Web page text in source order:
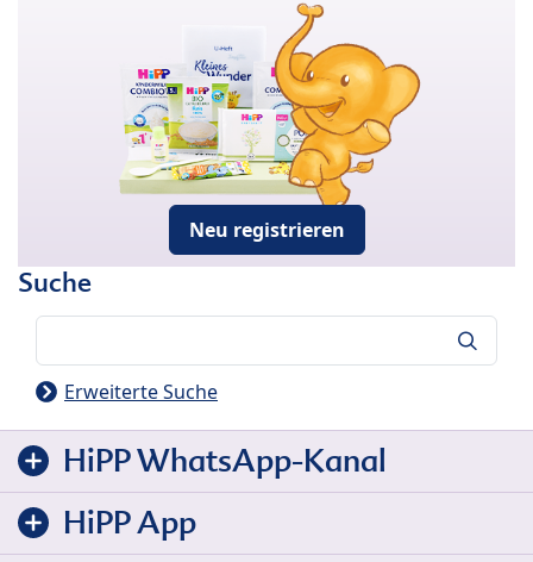
Neu registrieren
Suche
Erweiterte Suche
HiPP WhatsApp-Kanal
HiPP App